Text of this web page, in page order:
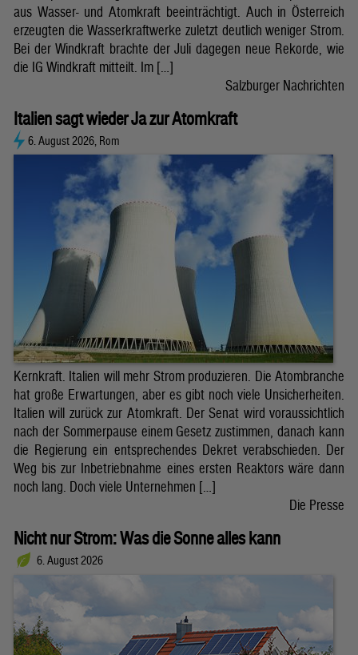
aus Wasser- und Atomkraft beeinträchtigt. Auch in Österreich
erzeugten die Wasserkraftwerke zuletzt deutlich weniger Strom.
Bei der Windkraft brachte der Juli dagegen neue Rekorde, wie
die IG Windkraft mitteilt. Im […]
Salzburger Nachrichten
Italien sagt wieder Ja zur Atomkraft
6. August 2026, Rom
Kernkraft. Italien will mehr Strom produzieren. Die Atombranche
hat große Erwartungen, aber es gibt noch viele Unsicherheiten.
Italien will zurück zur Atomkraft. Der Senat wird voraussichtlich
nach der Sommerpause einem Gesetz zustimmen, danach kann
die Regierung ein entsprechendes Dekret verabschieden. Der
Weg bis zur Inbetriebnahme eines ersten Reaktors wäre dann
noch lang. Doch viele Unternehmen […]
Die Presse
Nicht nur Strom: Was die Sonne alles kann
6. August 2026